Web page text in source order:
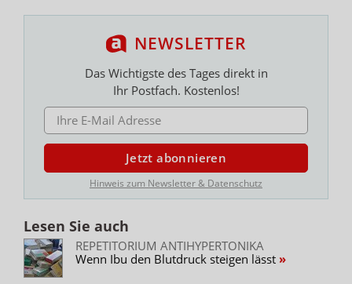
NEWSLETTER
Das Wichtigste des Tages direkt in
Ihr Postfach. Kostenlos!
E-MAIL ADRESSE
Jetzt abonnieren
Hinweis zum Newsletter & Datenschutz
Lesen Sie auch
REPETITORIUM ANTIHYPERTONIKA
Wenn Ibu den Blutdruck steigen lässt